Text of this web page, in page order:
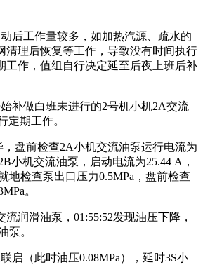
后工作量较多，如加热汽源、疏水的
清理后恢复等工作，导致没有时间执行
工作，值组自行决定延至后夜上班后补
补做白班未进行的2号机小机2A交流
定期工作。
，盘前检查2A小机交流油泵运行电流为
小机交流油泵，启动电流为25.44 A，
地检查泵出口压力0.5MPa，盘前检查
。
流润滑油泵，01:55:52发现油压下降，
泵。
启（此时油压0.08MPa），延时3S小